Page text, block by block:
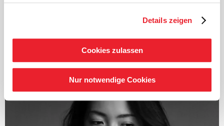
Details zeigen
Cookies zulassen
Nur notwendige Cookies
renommierte Jahrespreis der Deutschen
eine intensive Beschäftigung mit den sinfonischen
Werken Schumanns und Brahms, beide Zyklen wurden
die zwölf Londoner Sinfonien von Joseph Haydn im
Fokus und seit 2024 die intensive Auseinandersetzung
mit den Sinfonien von Franz Schubert.
Seit Beginn der Saison 2019/2020 ist Järvi
Musikdirektor des Tonhalle-Orchesters Zürich. Zudem